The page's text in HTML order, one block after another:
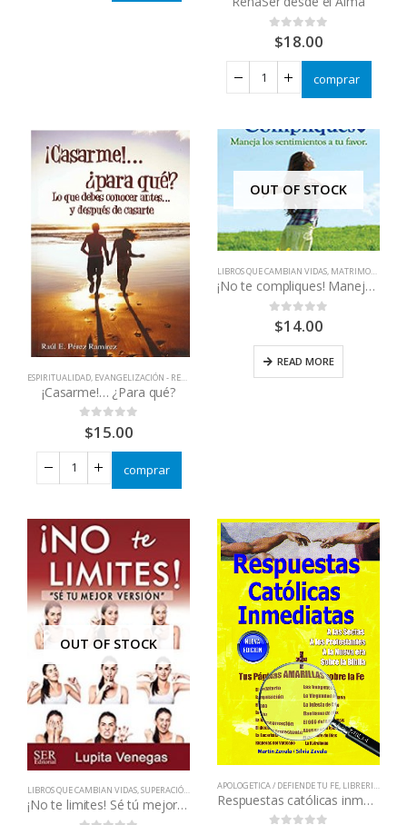
out of 5
$18.00
comprar
ESPIRITUALIDAD, EVANGELIZACIÓN - RENOVACIÓN LIBROS QUE CAMBIAN VIDAS
¡Casarme!… ¿Para qué?
out of 5
$15.00
comprar
OUT OF STOCK
LIBROS QUE CAMBIAN VIDAS, MATRIMONIOS - PAREJAS
¡No te compliques! Maneja los sentimientos a tu favor
out of 5
$14.00
READ MORE
OUT OF STOCK
LIBROS QUE CAMBIAN VIDAS,SUPERACIÓN PERSONAL
¡No te limites! Sé tú mejor versión
APOLOGETICA / DEFIENDE TU FE, LIBRERIA CATOLICA
Respuestas católicas inmediatas